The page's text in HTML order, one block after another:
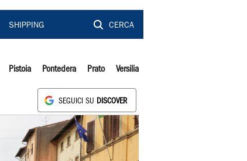
SHIPPING CERCA
Pistoia Pontedera Prato Versilia
SEGUICI SU DISCOVER